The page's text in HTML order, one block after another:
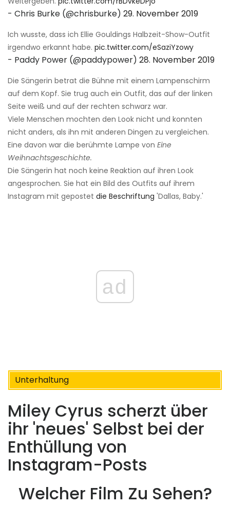
- Chris Burke (@chrisburke) 29. November 2019
Ich wusste, dass ich Ellie Gouldings Halbzeit-Show-Outfit
irgendwo erkannt habe. pic.twitter.com/eSaziYzowy
- Paddy Power (@paddypower) 28. November 2019
Die Sängerin betrat die Bühne mit einem Lampenschirm
auf dem Kopf. Sie trug auch ein Outfit, das auf der linken
Seite weiß und auf der rechten schwarz war.
Viele Menschen mochten den Look nicht und konnten
nicht anders, als ihn mit anderen Dingen zu vergleichen.
Eine davon war die berühmte Lampe von Eine
Weihnachtsgeschichte.
Die Sängerin hat noch keine Reaktion auf ihren Look
angesprochen. Sie hat ein Bild des Outfits auf ihrem
Instagram mit gepostet die Beschriftung 'Dallas, Baby.'
ad
Unterhaltung
Miley Cyrus scherzt über
ihr 'neues' Selbst bei der
Enthüllung von
Instagram-Posts
Welcher Film Zu Sehen?